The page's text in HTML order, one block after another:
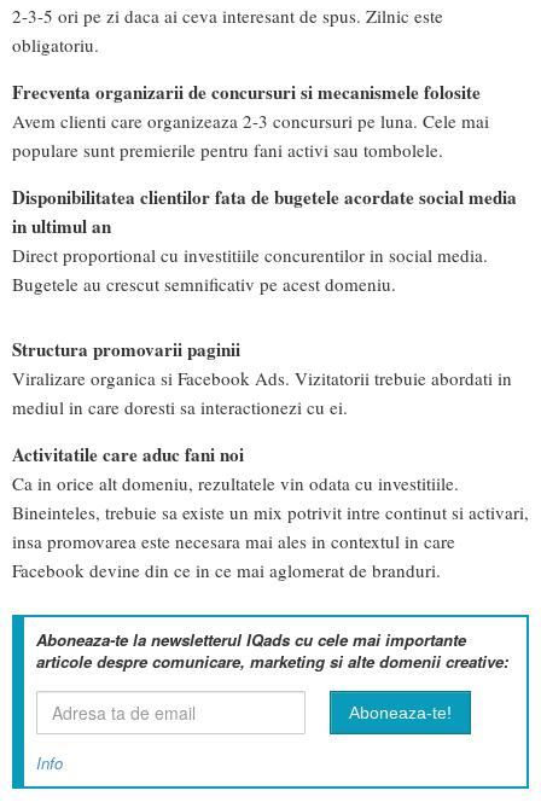
2-3-5 ori pe zi daca ai ceva interesant de spus. Zilnic este
obligatoriu.
Frecventa organizarii de concursuri si mecanismele folosite
Avem clienti care organizeaza 2-3 concursuri pe luna. Cele mai
populare sunt premierile pentru fani activi sau tombolele.
Disponibilitatea clientilor fata de bugetele acordate social media
in ultimul an
Direct proportional cu investitiile concurentilor in social media.
Bugetele au crescut semnificativ pe acest domeniu.
Structura promovarii paginii
Viralizare organica si Facebook Ads. Vizitatorii trebuie abordati in
mediul in care doresti sa interactionezi cu ei.
Activitatile care aduc fani noi
Ca in orice alt domeniu, rezultatele vin odata cu investitiile.
Bineinteles, trebuie sa existe un mix potrivit intre continut si activari,
insa promovarea este necesara mai ales in contextul in care
Facebook devine din ce in ce mai aglomerat de branduri.
Aboneaza-te la newsletterul IQads cu cele mai importante
articole despre comunicare, marketing si alte domenii creative:
Info